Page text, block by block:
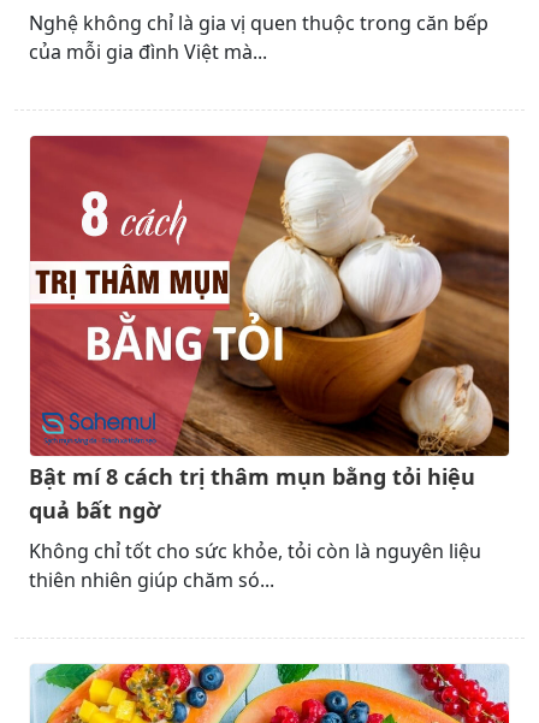
Nghệ không chỉ là gia vị quen thuộc trong căn bếp
của mỗi gia đình Việt mà...
Bật mí 8 cách trị thâm mụn bằng tỏi hiệu
quả bất ngờ
Không chỉ tốt cho sức khỏe, tỏi còn là nguyên liệu
thiên nhiên giúp chăm só...